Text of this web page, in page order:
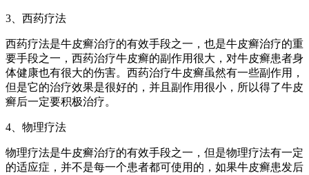
3、西药疗法
西药疗法是牛皮癣治疗的有效手段之一，也是牛皮癣治疗的重
要手段之一，西药治疗牛皮癣的副作用很大，对牛皮癣患者身
体健康也有很大的伤害。西药治疗牛皮癣虽然有一些副作用，
但是它的治疗效果是很好的，并且副作用很小，所以得了牛皮
癣后一定要积极治疗。
4、物理疗法
物理疗法是牛皮癣治疗的有效手段之一，但是物理疗法有一定
的适应症，并不是每一个患者都可使用的，如果牛皮癣患发后